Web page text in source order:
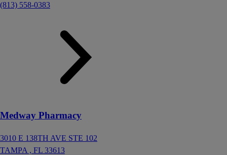
(813) 558-0383
Medway Pharmacy
3010 E 138TH AVE STE 102
TAMPA , FL 33613